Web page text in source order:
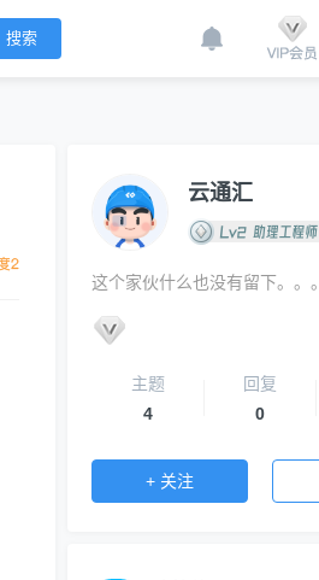
云通汇
这个家伙什么也没有留下。。。
主题
4
回复
0
+ 关注